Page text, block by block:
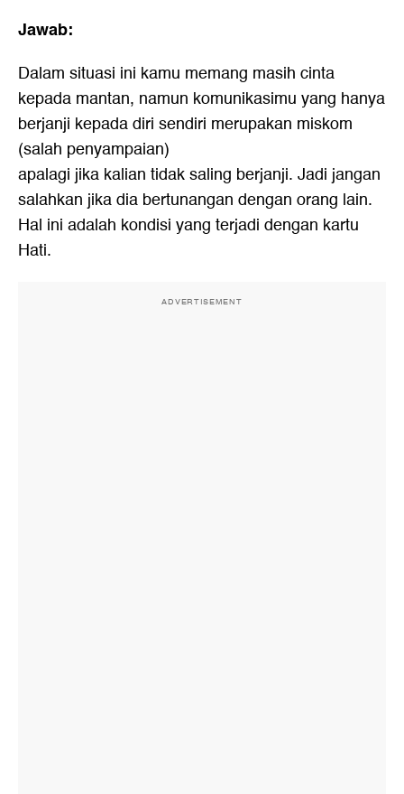
Jawab:
Dalam situasi ini kamu memang masih cinta
kepada mantan, namun komunikasimu yang hanya
berjanji kepada diri sendiri merupakan miskom
(salah penyampaian)
apalagi jika kalian tidak saling berjanji. Jadi jangan
salahkan jika dia bertunangan dengan orang lain.
Hal ini adalah kondisi yang terjadi dengan kartu
Hati.
ADVERTISEMENT